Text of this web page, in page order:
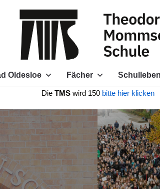
Oldesloe Fächer Schulleben
TMS wird 150 bitte hier klicken